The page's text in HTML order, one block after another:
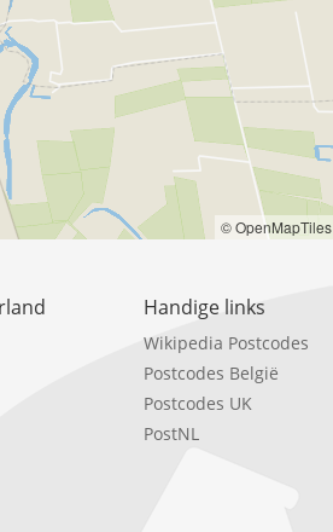
© OpenMapTiles
Handige links
Wikipedia Postcodes
Postcodes België
Postcodes UK
PostNL